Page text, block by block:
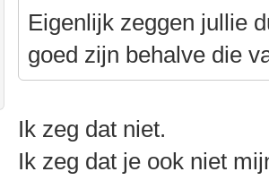
Eigenlijk zeggen jullie
goed zijn behalve die
Ik zeg dat niet.
Ik zeg dat je ook niet